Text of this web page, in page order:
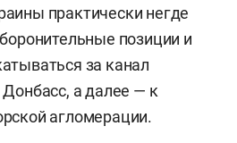
практически негде
позиции и
за канал
а далее — к
агломерации.